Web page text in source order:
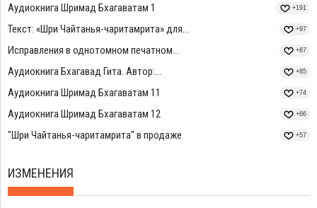
Аудиокнига Шримад Бхагаватам 1 +191
Текст: «Шри Чайтанья-чаритамрита» для... +97
Исправления в однотомном печатном... +87
Аудиокнига Бхагавад Гита. Автор:... +85
Аудиокнига Шримад Бхагаватам 11 +74
Аудиокнига Шримад Бхагаватам 12 +66
"Шри Чайтанья-чаритамрита" в продаже +57
ИЗМЕНЕНИЯ